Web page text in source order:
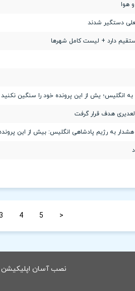
هوا
دستگیر شدند
انگلیس؛ یش از این پرونده خود را سنگین نکنید
هدف قرار گرفت
به رژیم پادشاهی انگلیس: بیش از این
4 5 <
نصب آسان اپلیکیشن